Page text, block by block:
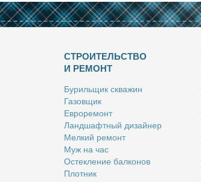
СТРОИТЕЛЬСТВО
И РЕМОНТ
Бу­риль­щик сква­жин
Га­зов­щик
Ев­ро­ре­монт
Ланд­шафт­ный ди­зай­нер
Мел­кий ре­монт
Муж на час
Остек­ле­ние бал­ко­нов
Плот­ник